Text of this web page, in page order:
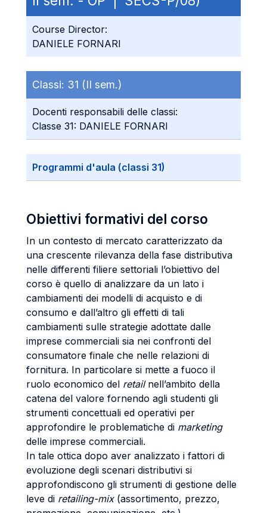
Course Director:
DANIELE FORNARI
Classi: 31 (II sem.)
Docenti responsabili delle classi:
Classe 31: DANIELE FORNARI
Programmi d'aula (classi 31)
Obiettivi formativi del corso
In un contesto di mercato caratterizzato da
una crescente rilevanza della fase distributiva
nelle differenti filiere settoriali l’obiettivo del
corso è quello di analizzare da un lato i
cambiamenti dei modelli di acquisto e di
consumo e dall’altro gli effetti di tali
cambiamenti sulle strategie adottate dalle
imprese commerciali sia nei confronti del
consumatore finale che nelle relazioni di
fornitura. In particolare si mette a fuoco il
ruolo economico del retailnell’ambito della
catena del valore fornendo agli studenti gli
strumenti concettuali ed operativi per
approfondire le problematiche di marketing
delle imprese commerciali.
In tale ottica dopo aver analizzato i fattori di
evoluzione degli scenari distributivi si
approfondiscono gli strumenti di gestione delle
leve di retailing-mix(assortimento, prezzo,